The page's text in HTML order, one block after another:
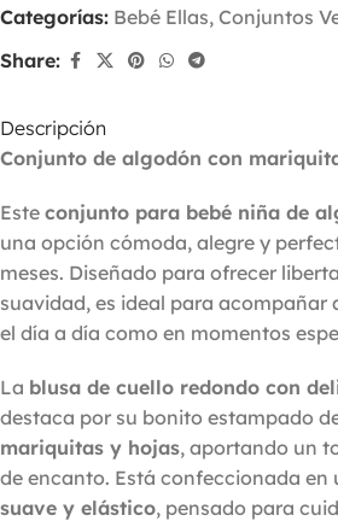
Categorías: Bebé Ellas, Conjuntos
Share:
Descripción
Conjunto de algodón con
Este conjunto para bebé niña de
una opción cómoda, alegre y
meses. Diseñado para ofrecer
suavidad, es ideal para acompañar
el día a día como en momentos
La blusa de cuello redondo con
destaca por su bonito estampado
mariquitas y hojas, aportando un
de encanto. Está confeccionada en
suave y elástico, pensado para